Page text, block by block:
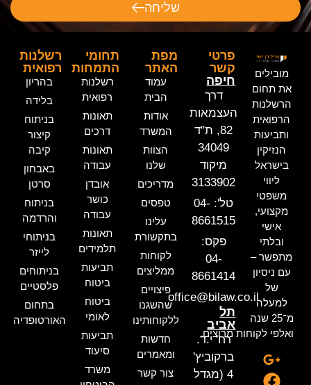
שליחה
מובילים
את תחום
הרשלנות
הרפואית
ותביעות
הנזיקין
בישראל
ליווי
משפטי
מקצועי,
אישי
ובלתי
מתפשר –
עם ניסיון
של
למעלה
מ־25 שנה
ואלפי לקוחות מרוצים.
מפת
האתר
עמוד
הבית
אודות
המשרד
הצוות
שלנו
מדריכים
טפסים
עלינו
בתקשורת
לקוחות
ממליצים
פיצויים
שהשגנו
ללקוחותינו
חדשות
ומאמרים
צור קשר
תחומי
התמחות
רשלנות
רפואית
תאונות
דרכים
תאונות
עבודה
אובדן
כושר
עבודה
תאונות
תלמידים
תביעות
ביטוח
ביטוח
לאומי
תביעות
סיעוד
משרד
רשלנות
רפואית
בהריון
בלידה
בניתוח
קיצור
קיבה
באבחון
סרטן
בניתוח
והרדמה
בניתוחי
לייזר
בניתוחים
פלסטיים
בתחום
האורטופדיה
פרטי
קשר
חיפה
דרך
העצמאות
82, ת"ד
34049
מיקוד
3133902
טל': 04-
8661515
פקס:
04-
8661414
office@bilaw.co.il
תל
אביב
רח' י.ד.
ברקוביץ'
4 (מגדל